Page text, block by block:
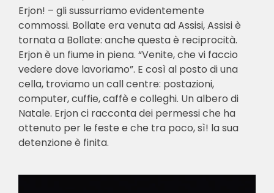
Erjon! – gli sussurriamo evidentemente
commossi. Bollate era venuta ad Assisi, Assisi è
tornata a Bollate: anche questa è reciprocità.
Erjon è un fiume in piena. “Venite, che vi faccio
vedere dove lavoriamo”. E così al posto di una
cella, troviamo un call centre: postazioni,
computer, cuffie, caffè e colleghi. Un albero di
Natale. Erjon ci racconta dei permessi che ha
ottenuto per le feste e che tra poco, sì! la sua
detenzione è finita.